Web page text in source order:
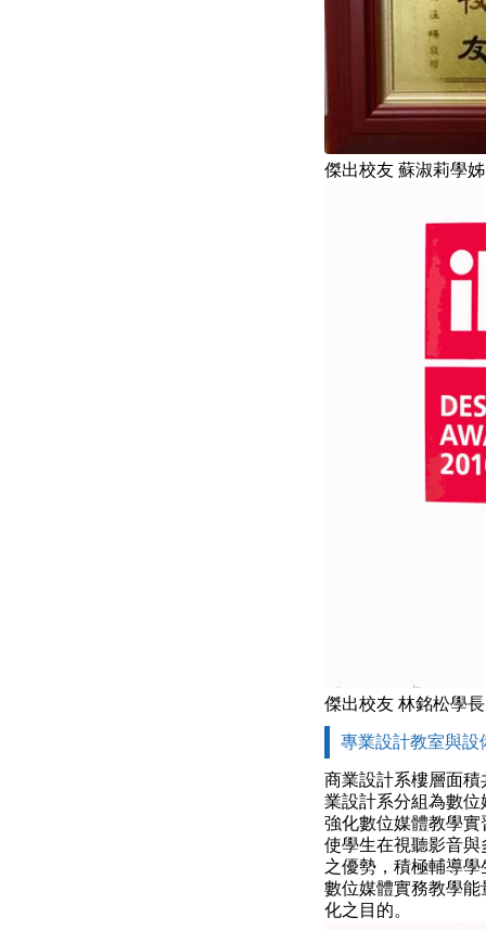
傑出校友 蘇淑莉學
傑出校友 林銘松學
專業設計教室與設
商業設計系樓層面積
業設計系分組為數
強化數位媒體教學
使學生在視聽影音
之優勢，積極輔導
數位媒體實務教學
化之目的。